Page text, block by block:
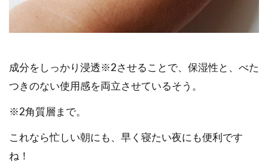
成分をしっかり浸透※2させることで、保湿性と、べた
つきのない使用感を両立させているそう。
※2角質層まで。
これなら忙しい朝にも、早く寝たい夜にも便利です
ね！